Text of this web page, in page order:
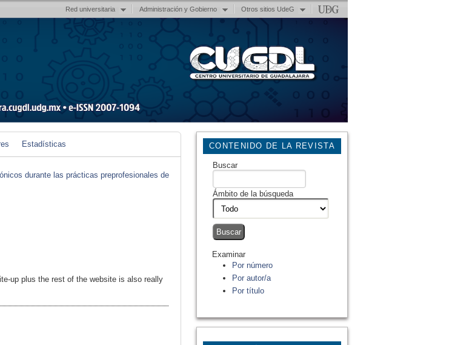
Red universitaria Administración y Gobierno Otros sitios UdeG
CONTENIDO DE LA REVISTA
Buscar
Ámbito de la búsqueda
Examinar
Por número
Por autor/a
Por título
Estadísticas
durante las prácticas preprofesionales de
up plus the rest of the website is also really